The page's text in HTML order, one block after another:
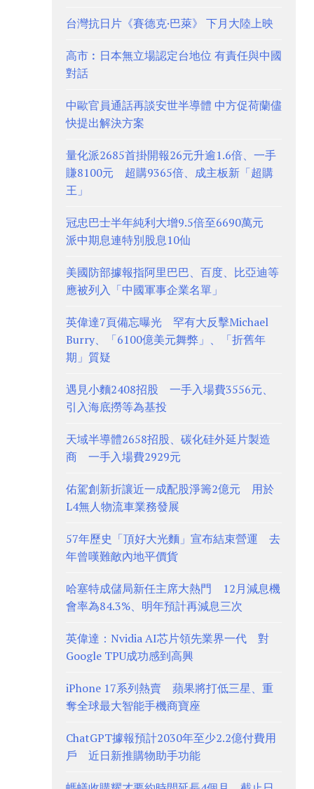
台灣抗日片《賽德克·巴萊》 下月大陸上映
高市︰日本無立場認定台地位 有責任與中國
對話
中歐官員通話再談安世半導體 中方促荷蘭儘
快提出解決方案
量化派2685首掛開報26元升逾1.6倍、一手
賺8100元 超購9365倍、成主板新「超購
王」
冠忠巴士半年純利大增9.5倍至6690萬元
派中期息連特別股息10仙
美國防部據報指阿里巴巴、百度、比亞迪等
應被列入「中國軍事企業名單」
英偉達7頁備忘曝光 罕有大反擊Michael
Burry、「6100億美元舞弊」、「折舊年
期」質疑
遇見小麵2408招股 一手入場費3556元、
引入海底撈等為基投
天域半導體2658招股、碳化硅外延片製造
商 一手入場費2929元
佑駕創新折讓近一成配股淨籌2億元 用於
L4無人物流車業務發展
57年歷史「頂好大光麵」宣布結束營運 去
年曾嘆難敵內地平價貨
哈塞特成儲局新任主席大熱門 12月減息機
會率為84.3%、明年預計再減息三次
英偉達：Nvidia AI芯片領先業界一代 對
Google TPU成功感到高興
iPhone 17系列熱賣 蘋果將打低三星、重
奪全球最大智能手機商寶座
ChatGPT據報預計2030年至少2.2億付費用
戶 近日新推購物助手功能